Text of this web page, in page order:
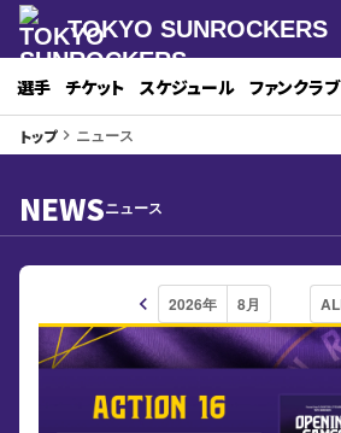
TOKYO SUNROCKERS
選手 チケット スケジュール ファンクラブ
トップkeyboard_arrow_right ニュース
NEWSニュース
keyboard_arrow_left